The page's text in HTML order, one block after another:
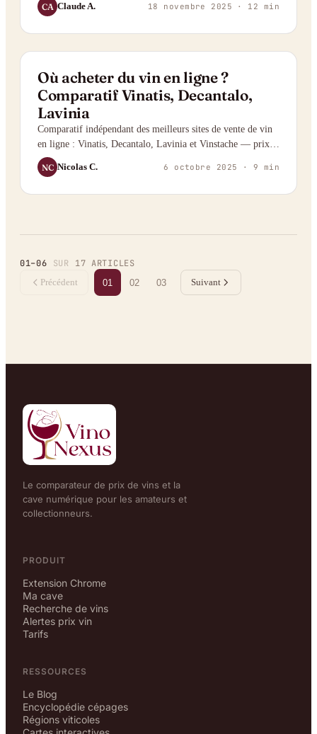
CA Claude A. 18 novembre 2025 · 12 min
Où acheter du vin en ligne ?
Comparatif Vinatis, Decantalo,
Lavinia
Comparatif indépendant des meilleurs sites de vente de vin
en ligne : Vinatis, Decantalo, Lavinia et Vinstache — prix,
sélection, livraison et service client.
NC Nicolas C. 6 octobre 2025 · 9 min
01–06 SUR 17 ARTICLES
Précédent 01 02 03 Suivant
Le comparateur de prix de vins et la
cave numérique pour les amateurs et
collectionneurs.
PRODUIT
Extension Chrome
Ma cave
Recherche de vins
Alertes prix vin
Tarifs
RESSOURCES
Le Blog
Encyclopédie cépages
Régions viticoles